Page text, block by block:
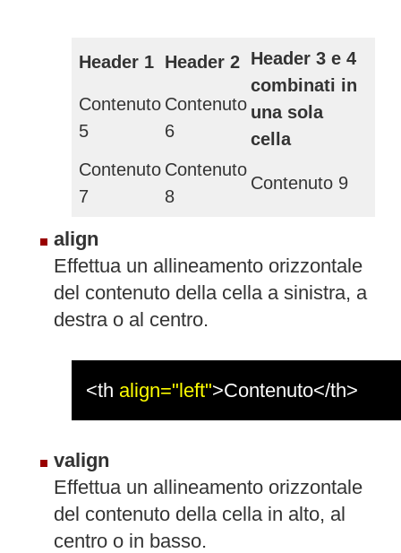
Header 1 Header 2 Header 3 e 4
combinati in
una sola
cella
Contenuto
5
Contenuto
6
Contenuto
7
Contenuto
8
Contenuto 9
align
Effettua un allineamento orizzontale
del contenuto della cella a sinistra, a
destra o al centro.
<th align="left">Contenuto</th>
valign
Effettua un allineamento orizzontale
del contenuto della cella in alto, al
centro o in basso.